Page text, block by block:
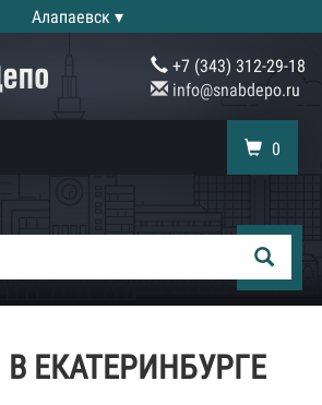
Алапаевск ▾
+7 (343) 312-29-18
info@snabdepo.ru
0
ЕКАТЕРИНБУРГЕ